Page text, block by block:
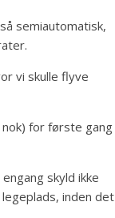
semiautomatisk,
vi skulle flyve
for første gang
skyld ikke
inden det